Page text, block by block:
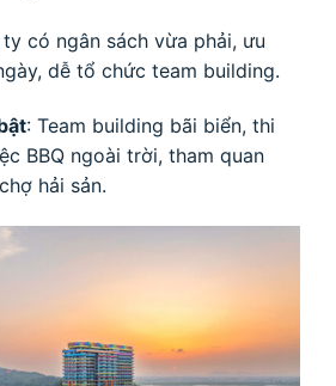
có ngân sách vừa phải, ưu
dễ tổ chức team building.
: Team building bãi biển, thi
BBQ ngoài trời, tham quan
hải sản.